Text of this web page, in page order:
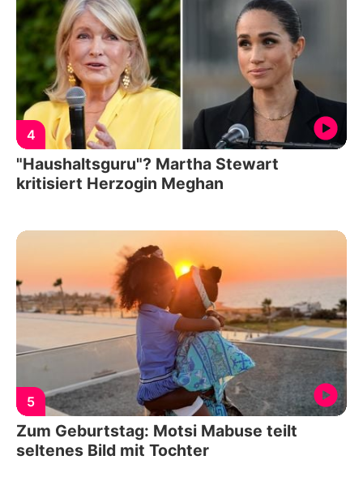
4
"Haushaltsguru"? Martha Stewart
kritisiert Herzogin Meghan
5
Zum Geburtstag: Motsi Mabuse teilt
seltenes Bild mit Tochter